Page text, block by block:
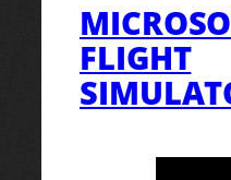
FLIGHT